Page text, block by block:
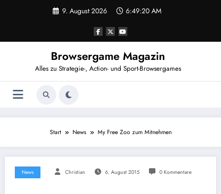
9. August 2026 6:49:21 AM
Browsergame Magazin
Alles zu Strategie-, Action- und Sport-Browsergames
Start News My Free Zoo zum Mitnehmen
News Christian 6. August 2015 0 Kommentare